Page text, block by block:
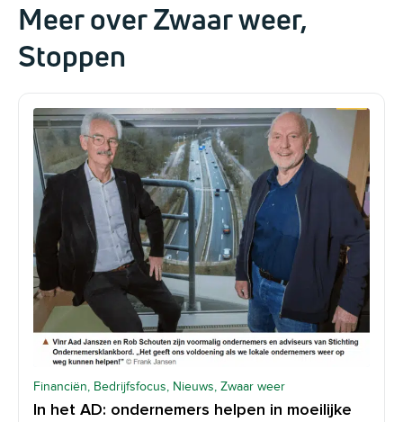
Meer over Zwaar weer,
Stoppen
Financiën, Bedrijfsfocus, Nieuws, Zwaar weer
In het AD: ondernemers helpen in moeilijke